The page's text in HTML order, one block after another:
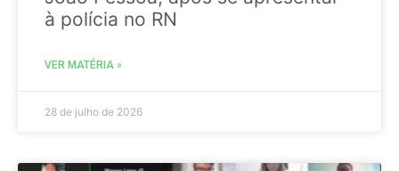
à polícia no RN
VER MATÉRIA »
28 de julho de 2026